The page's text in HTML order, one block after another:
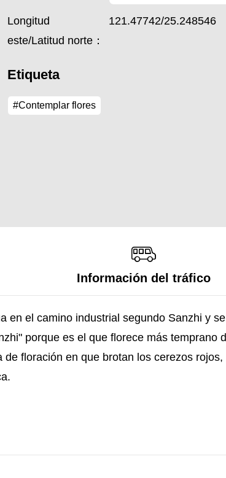
Longitud
este/Latitud norte：
121.47742/25.248546
Etiqueta
#Contemplar flores
Información del tráfico
en el camino industrial segundo Sanzhi y
porque es el que florece más temprano
floración en que brotan los cerezos